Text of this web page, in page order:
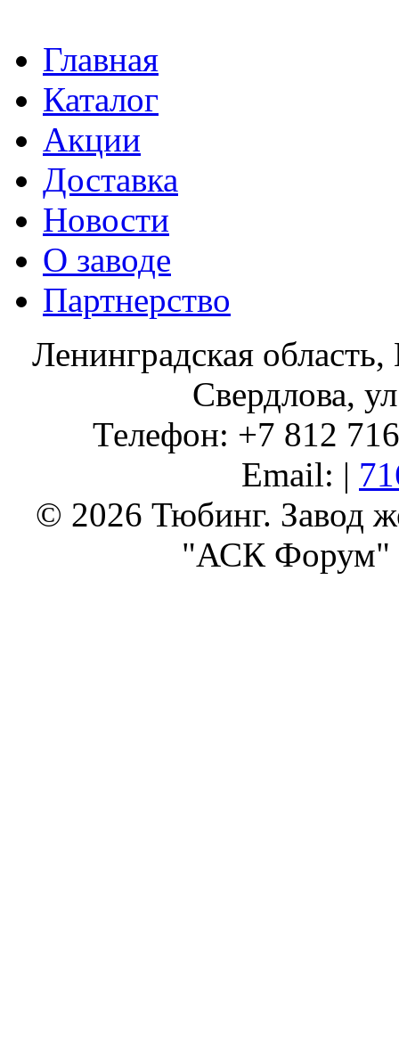
Главная
Каталог
Акции
Доставка
Новости
О заводе
Партнерство
Ленинградская
Свердлова,
Телефон: +7 812
Email: |
© 2026 Тюбинг. Завод
"АСК Форум"